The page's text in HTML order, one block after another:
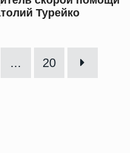
Турейко
... 20